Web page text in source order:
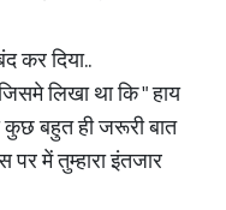
कर दिया..
लिखा था कि " हाय
बहुत ही जरूरी बात
पर में तुम्हारा इंतजार